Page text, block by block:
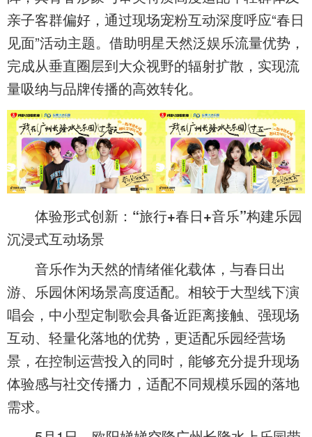
亲子客群偏好，通过现场宠粉互动深度呼应“春日
见面”活动主题。借助明星天然泛娱乐流量优势，
完成从垂直圈层到大众视野的辐射扩散，实现流
量吸纳与品牌传播的高效转化。
体验形式创新：“旅行+春日+音乐”构建乐园
沉浸式互动场景
音乐作为天然的情绪催化载体，与春日出
游、乐园休闲场景高度适配。相较于大型线下演
唱会，中小型定制歌会具备近距离接触、强现场
互动、轻量化落地的优势，更适配乐园经营场
景，在控制运营投入的同时，能够充分提升现场
体验感与社交传播力，适配不同规模乐园的落地
需求。